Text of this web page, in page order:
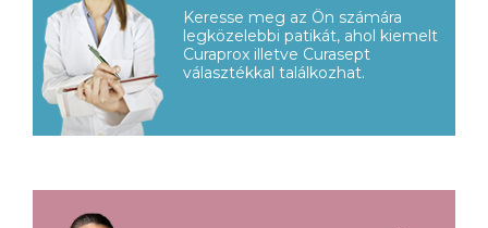
Keresse meg az Ön számára
legközelebbi patikát, ahol kiemelt
Curaprox illetve Curasept
választékkal találkozhat.